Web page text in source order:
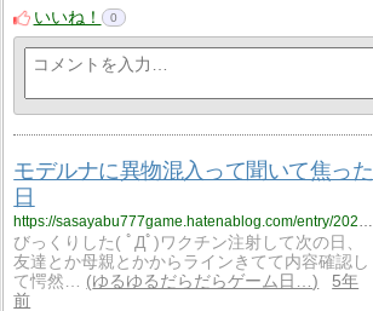
いいね！
0
モデルナに異物混入って聞いて焦った
日
びっくりした( ﾟДﾟ)ワクチン注射して次の日、
友達とか母親とかからラインきてて内容確認し
て愕然…
ゆるゆるだらだらゲーム日…
5年
前